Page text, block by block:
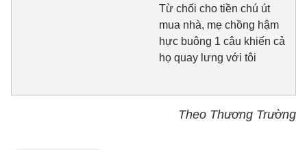
Từ chối cho tiền chú út
mua nhà, mẹ chồng hậm
hực buông 1 câu khiến cả
họ quay lưng với tôi
Theo Thương Trường